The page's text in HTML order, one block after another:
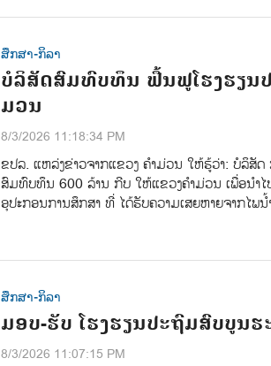
ສຶກສາ-ກິລາ
ບໍລິສັດສົມທົບທຶນ ຟື້ນຟູໂຮງຮຽນ
ມວນ
8/3/2026 11:18:34 PM
ຂປລ. ແຫລ່ງຂ່າວຈາກແຂວງ ຄຳມ່ວນ ໃຫ້ຮູ້ວ່າ: ບໍລິສັ
ສົມທົບທຶນ 600 ລ້ານ ກີບ ໃຫ້ແຂວງຄໍາມ່ວນ ເພື່ອນໍາ
ອຸປະກອນການສຶກສາ ທ່ີ ໄດ້ຮັບຄວາມເສຍຫາຍຈາກໄ
ສຶກສາ-ກິລາ
ມອບ-ຮັບ ໂຮງຮຽນປະຖົມສົບບູນຮ
8/3/2026 11:07:15 PM